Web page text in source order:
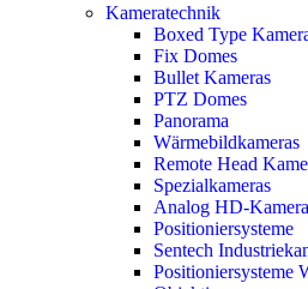
Kameratechnik
Boxed Type
Fix Domes
Bullet Kameras
PTZ Domes
Panorama
Wärmebildkameras
Remote Head
Spezialkameras
Analog HD-
Positioniersysteme
Sentech
Positioniersysteme